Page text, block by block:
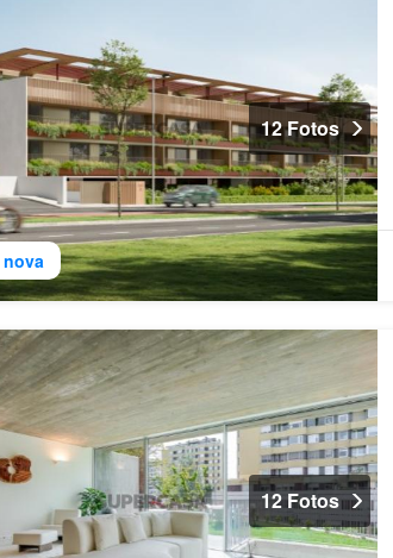
12 Fotos
12 Fotos